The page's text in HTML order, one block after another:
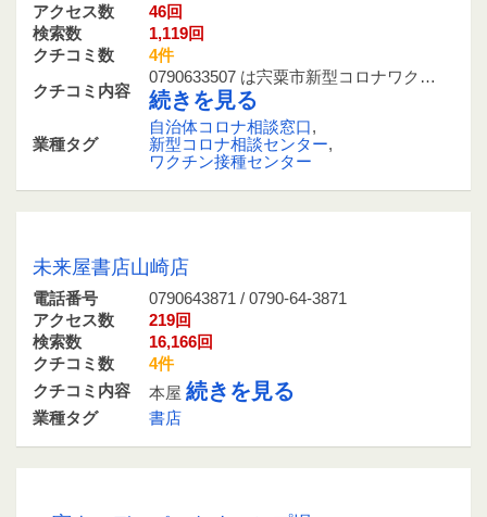
アクセス数
46回
検索数
1,119回
クチコミ数
4件
クチコミ内容
0790633507 は宍粟市新型コロナワク…
続きを見る
業種タグ
自治体コロナ相談窓口,
新型コロナ相談センター,
ワクチン接種センター
未来屋書店山崎店
電話番号
0790643871 / 0790-64-3871
アクセス数
219回
検索数
16,166回
クチコミ数
4件
クチコミ内容
本屋 続きを見る
業種タグ 書店